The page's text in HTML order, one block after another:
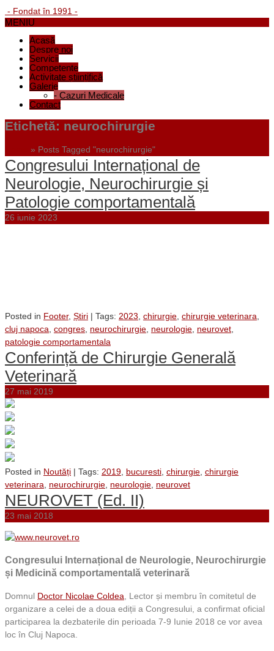
- Fondat în 1991 -
MENIU
Acasă
Despre noi
Servicii
Competențe
Activitate științifică
Galerie
- Cazuri Medicale
Contact
Etichetă: neurochirurgie
» Posts Tagged "neurochirurgie"
Congresului Internațional de
Neurologie, Neurochirurgie și
Patologie comportamentală
26 iunie 2023
Posted in Footer, Știri | Tags: 2023 chirurgie chirurgie veterinara
cluj napoca congres neurochirurgie neurologie neurovet
patologie comportamentala
Conferință de Chirurgie Generală
Veterinară
27 mai 2019
Posted in Noutăți | Tags: 2019 bucuresti chirurgie chirurgie
veterinara
neurochirurgie neurologie neurovet
NEUROVET (Ed. II)
23 mai 2018
Congresului Internațional de Neurologie, Neurochirurgie
și Medicină comportamentală veterinară
Domnul Doctor Nicolae Coldea , Lector și membru în comitetul de
organizare a celei de a doua ediții a Congresului, a confirmat oficial
participarea la dezbaterile din perioada 7-9 Iunie 2018 ce vor avea
loc în Cluj Napoca.